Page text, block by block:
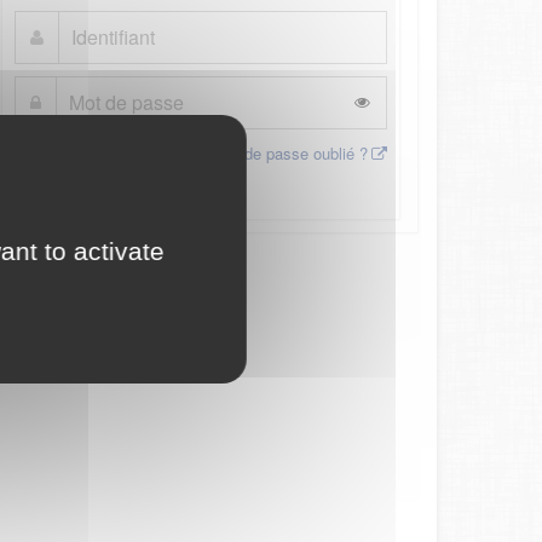
to activate
Mot de passe oublié ?